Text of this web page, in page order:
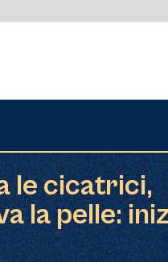
le cicatrici,
la pelle: